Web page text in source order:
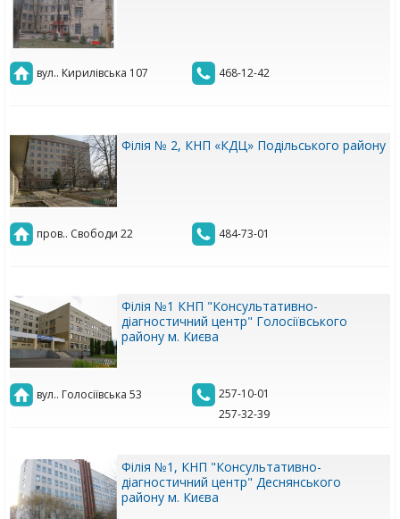
вул.. Кирилівська 107 468-12-42
Філія № 2, КНП «КДЦ» Подільського району
пров.. Свободи 22 484-73-01
Філія №1 КНП "Консультативно-
діагностичний центр" Голосіївського
району м. Києва
вул.. Голосіївська 53
257-10-01
257-32-39
Філія №1, КНП "Консультативно-
діагностичний центр" Деснянського
району м. Києва